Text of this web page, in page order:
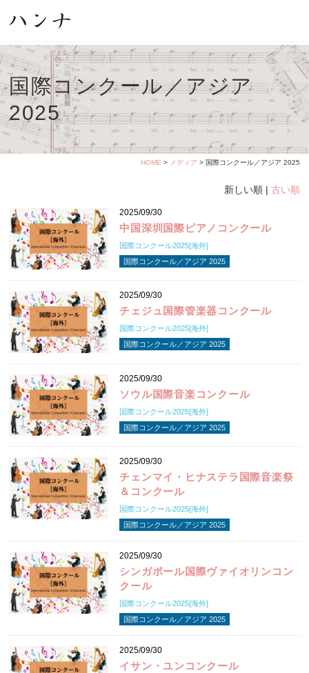
国際コンクール／アジア
2025
HOME > メディア > 国際コンクール／アジア 2025
新しい順 | 古い順
2025/09/30
中国深圳国際ピアノコンクール
国際コンクール2025[海外]
国際コンクール／アジア 2025
2025/09/30
チェジュ国際管楽器コンクール
国際コンクール2025[海外]
国際コンクール／アジア 2025
2025/09/30
ソウル国際音楽コンクール
国際コンクール2025[海外]
国際コンクール／アジア 2025
2025/09/30
チェンマイ・ヒナステラ国際音楽祭
＆コンクール
国際コンクール2025[海外]
国際コンクール／アジア 2025
2025/09/30
シンガポール国際ヴァイオリンコン
クール
国際コンクール2025[海外]
国際コンクール／アジア 2025
2025/09/30
イサン・ユンコンクール